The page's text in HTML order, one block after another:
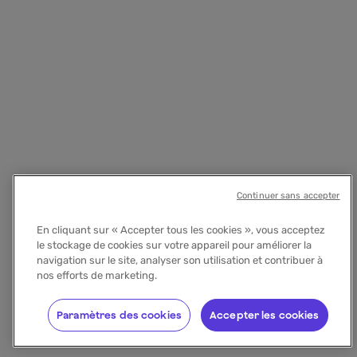
En cliquant sur « Accepter tous les cookies », vous acceptez
le stockage de cookies sur votre appareil pour améliorer la
navigation sur le site, analyser son utilisation et contribuer à
nos efforts de marketing.
Accepter les cookies
Paramètres des cookies
Continuer sans accepter